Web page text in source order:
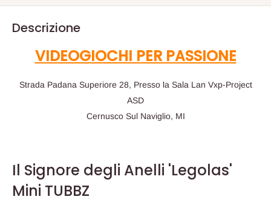
Descrizione
VIDEOGIOCHI PER PASSIONE
Strada Padana Superiore 28, Presso la Sala Lan Vxp-Project
ASD
Cernusco Sul Naviglio, MI
Il Signore degli Anelli 'Legolas'
Mini TUBBZ